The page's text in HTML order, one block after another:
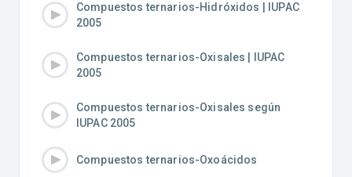
Compuestos ternarios-Hidróxidos | IUPAC
2005
Compuestos ternarios-Oxisales | IUPAC
2005
Compuestos ternarios-Oxisales según
IUPAC 2005
Compuestos ternarios-Oxoácidos